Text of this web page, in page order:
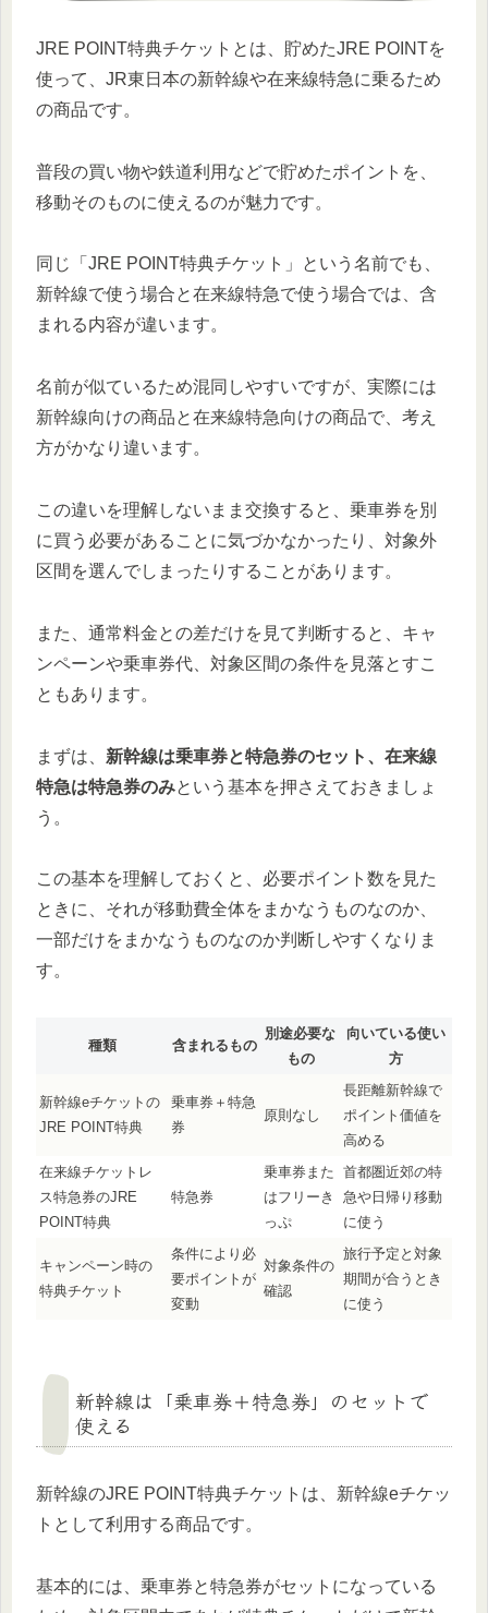
JRE POINT特典チケットとは、貯めたJRE POINTを
使って、JR東日本の新幹線や在来線特急に乗るため
の商品です。
普段の買い物や鉄道利用などで貯めたポイントを、
移動そのものに使えるのが魅力です。
同じ「JRE POINT特典チケット」という名前でも、
新幹線で使う場合と在来線特急で使う場合では、含
まれる内容が違います。
名前が似ているため混同しやすいですが、実際には
新幹線向けの商品と在来線特急向けの商品で、考え
方がかなり違います。
この違いを理解しないまま交換すると、乗車券を別
に買う必要があることに気づかなかったり、対象外
区間を選んでしまったりすることがあります。
また、通常料金との差だけを見て判断すると、キャ
ンペーンや乗車券代、対象区間の条件を見落とすこ
ともあります。
まずは、 新幹線は乗車券と特急券のセット、在来線
特急は特急券のみという基本を押さえておきましょ
う。
この基本を理解しておくと、必要ポイント数を見た
ときに、それが移動費全体をまかなうものなのか、
一部だけをまかなうものなのか判断しやすくなりま
す。
種類 含まれるもの
別途必要な
もの
向いている使い
方
新幹線eチケットの
JRE POINT特典
乗車券＋特急
券
原則なし
長距離新幹線で
ポイント価値を
高める
在来線チケットレ
ス特急券のJRE
POINT特典
特急券
乗車券また
はフリーき
っぷ
首都圏近郊の特
急や日帰り移動
に使う
キャンペーン時の
特典チケット
条件により必
要ポイントが
変動
対象条件の
確認
旅行予定と対象
期間が合うとき
に使う
新幹線は「乗車券＋特急券」のセットで
使える
新幹線のJRE POINT特典チケットは、新幹線eチケッ
トとして利用する商品です。
基本的には、乗車券と特急券がセットになっている